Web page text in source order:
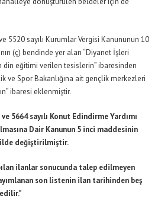
5520 sayılı Kurumlar Vergisi Kanununun 10
(ç) bendinde yer alan “Diyanet İşleri
din eğitimi verilen tesislerin” ibaresinden
ve Spor Bakanlığına ait gençlik merkezleri
ibaresi eklenmiştir.
5664 sayılı Konut Edindirme Yardımı
Dair Kanunun 5 inci maddesinin
değiştirilmiştir.
ilanlar sonucunda talep edilmeyen
son listenin ilan tarihinden beş